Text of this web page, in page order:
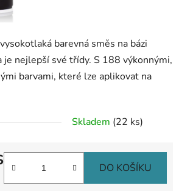
barevná směs na bázi
nejlepší své třídy. S 188 výkonnými,
barvami, které lze aplikovat na
Skladem (22 ks)
DO KOŠÍKU